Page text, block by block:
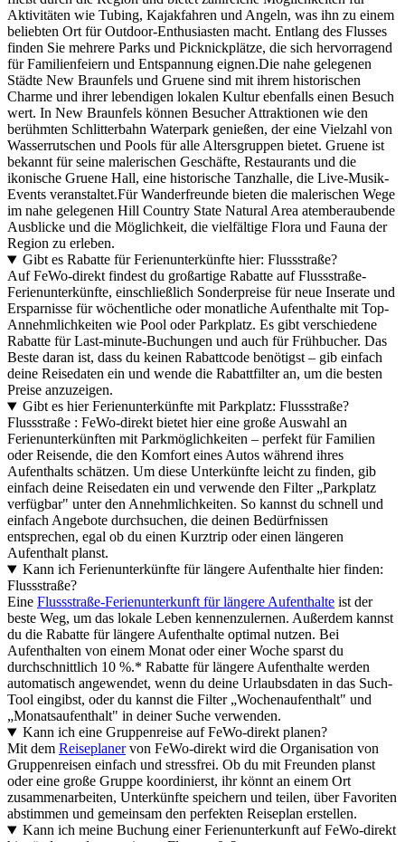
Aktivitäten wie Tubing, Kajakfahren und Angeln, was ihn zu einem
beliebten Ort für Outdoor-Enthusiasten macht. Entlang des Flusses
finden Sie mehrere Parks und Picknickplätze, die sich hervorragend
für Familienfeiern und Entspannung eignen.Die nahe gelegenen
Städte New Braunfels und Gruene sind mit ihrem historischen
Charme und ihrer lebendigen lokalen Kultur ebenfalls einen Besuch
wert. In New Braunfels können Besucher Attraktionen wie den
berühmten Schlitterbahn Waterpark genießen, der eine Vielzahl von
Wasserrutschen und Pools für alle Altersgruppen bietet. Gruene ist
bekannt für seine malerischen Geschäfte, Restaurants und die
ikonische Gruene Hall, eine historische Tanzhalle, die Live-Musik-
Events veranstaltet.Für Wanderfreunde bieten die malerischen Wege
im nahe gelegenen Hill Country State Natural Area atemberaubende
Ausblicke und die Möglichkeit, die vielfältige Flora und Fauna der
Region zu erleben.
Gibt es Rabatte für Ferienunterkünfte hier: Flussstraße?
Auf FeWo-direkt findest du großartige Rabatte auf Flussstraße-
Ferienunterkünfte, einschließlich Sonderpreise für neue Inserate und
Ersparnisse für wöchentliche oder monatliche Aufenthalte mit Top-
Annehmlichkeiten wie Pool oder Parkplatz. Es gibt verschiedene
Rabatte für Last-minute-Buchungen und auch für Frühbucher. Das
Beste daran ist, dass du keinen Rabattcode benötigst – gib einfach
deine Reisedaten ein und wende die Rabattfilter an, um die besten
Preise anzuzeigen.
Gibt es hier Ferienunterkünfte mit Parkplatz: Flussstraße?
Flussstraße : FeWo-direkt bietet hier eine große Auswahl an
Ferienunterkünften mit Parkmöglichkeiten – perfekt für Familien
oder Reisende, die den Komfort eines Autos während ihres
Aufenthalts schätzen. Um diese Unterkünfte leicht zu finden, gib
einfach deine Reisedaten ein und verwende den Filter „Parkplatz
verfügbar" unter den Annehmlichkeiten. So kannst du schnell und
einfach Angebote durchsuchen, die deinen Bedürfnissen
entsprechen, egal ob du einen Kurztrip oder einen längeren
Aufenthalt planst.
Kann ich Ferienunterkünfte für längere Aufenthalte hier finden:
Flussstraße?
Eine Flussstraße-Ferienunterkunft für längere Aufenthalte ist der
beste Weg, um das lokale Leben kennenzulernen. Außerdem kannst
du die Rabatte für längere Aufenthalte optimal nutzen. Bei
Aufenthalten von einem Monat oder einer Woche sparst du
durchschnittlich 10 %.* Rabatte für längere Aufenthalte werden
automatisch angewendet, wenn du deine Urlaubsdaten in das Such-
Tool eingibst, oder du kannst die Filter „Wochenaufenthalt" und
„Monatsaufenthalt" in deiner Suche verwenden.
Kann ich eine Gruppenreise auf FeWo-direkt planen?
Mit dem Reiseplanervon FeWo-direkt wird die Organisation von
Gruppenreisen einfach und stressfrei. Ob du mit Freunden planst
oder eine große Gruppe koordinierst, ihr könnt an einem Ort
zusammenarbeiten, Unterkünfte speichern und teilen, über Favoriten
abstimmen und gemeinsam den perfekten Reiseplan erstellen.
Kann ich meine Buchung einer Ferienunterkunft auf FeWo-direkt